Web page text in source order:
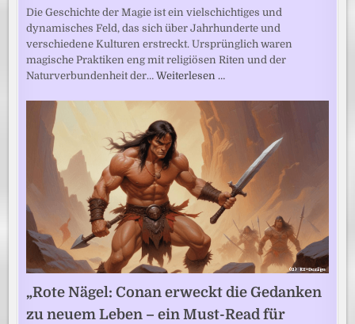
Die Geschichte der Magie ist ein vielschichtiges und
dynamisches Feld, das sich über Jahrhunderte und
verschiedene Kulturen erstreckt. Ursprünglich waren
magische Praktiken eng mit religiösen Riten und der
Naturverbundenheit der…Weiterlesen …
„Rote Nägel: Conan erweckt die Gedanken
zu neuem Leben – ein Must-Read für